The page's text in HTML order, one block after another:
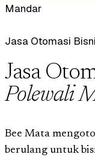
Mandar
Jasa Otomasi
Jasa
Polewali
Bee Mata
berulang untuk